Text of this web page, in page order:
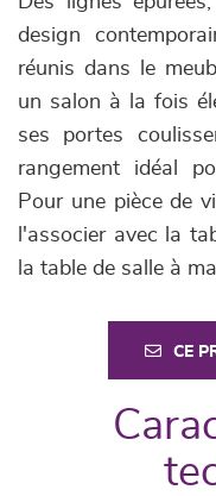
design
réunis dans le
un salon à la fois
ses portes
rangement idéal
Pour une pièce de
l'associer avec la
la table de salle à
CE